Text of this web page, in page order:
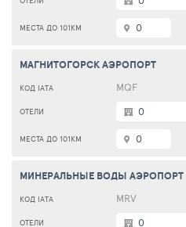
0
МАГНИТОГОРСК АЭРОПОРТ
MQF
0
0
МИНЕРАЛЬНЫЕ ВОДЫ АЭРОПОРТ
MRV
0